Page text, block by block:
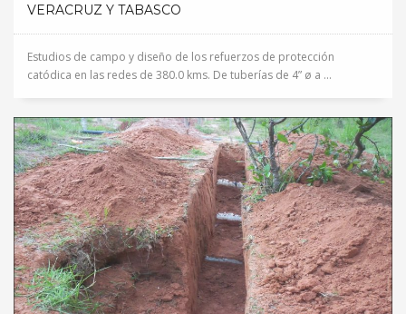
VERACRUZ Y TABASCO
Estudios de campo y diseño de los refuerzos de protección
catódica en las redes de 380.0 kms. De tuberías de 4” ø a ...